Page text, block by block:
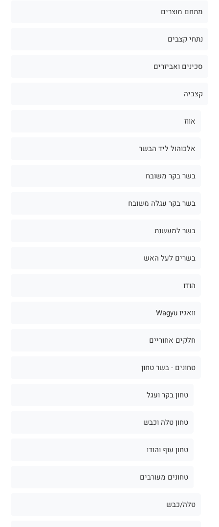
מתחם מוצרים
נתחי קצבים
סכינים ואביזרים
קצביה
אווז
אלכוהול ליד הבשר
בשר בקר משובח
בשר בקר עגלה משובח
בשר למעשנת
בשרים לעל האש
הודו
וואגיו Wagyu
חלקים אחוריים
טחונים - בשר טחון
טחון בקר ועגל
טחון טלה וכבש
טחון עוף והודו
טחונים מעורבים
טלה/כבש